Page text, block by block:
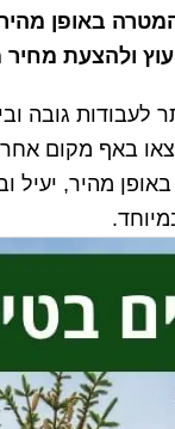
באופן מהיר,
ולהצעת
לעבודות גובה
באף מקום
מהיר, יעיל